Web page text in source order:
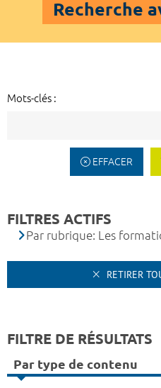
Recherche
Mots-clés :
EFFACER
FILTRES ACTIFS
Par rubrique: Les
RETIRER
FILTRE DE RÉSULTATS
Par type de contenu